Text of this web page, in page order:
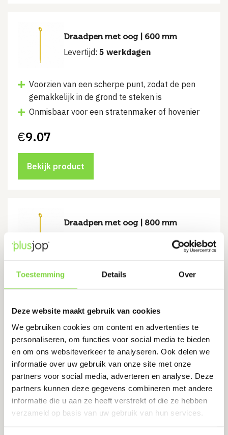
Toestemming Details Over
Deze website maakt gebruik van cookies
We gebruiken cookies om content en advertenties te
personaliseren, om functies voor social media te bieden
en om ons websiteverkeer te analyseren. Ook delen we
informatie over uw gebruik van onze site met onze
partners voor social media, adverteren en analyse. Deze
partners kunnen deze gegevens combineren met andere
informatie die u aan ze heeft verstrekt of die ze hebben
verzameld op basis van uw gebruik van hun services.
Draadpen met oog | 600 mm
Levertijd: 5 werkdagen
Voorzien van een scherpe punt, zodat de pen
gemakkelijk in de grond te steken is
Onmisbaar voor een stratenmaker of hovenier
€9.07
Bekijk product
Draadpen met oog | 800 mm
Voorzien van een scherpe punt, zodat de pen
13.30
Oorspronkelijke
prijs
was:
€13.30.
€10.28
Huidige
prijs
is:
€10.28.
Bekijk product
Toont alle 13 resultaten